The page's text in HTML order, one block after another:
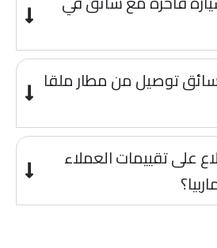
توصيل من مطار ملقا
على تقييمات العملاء